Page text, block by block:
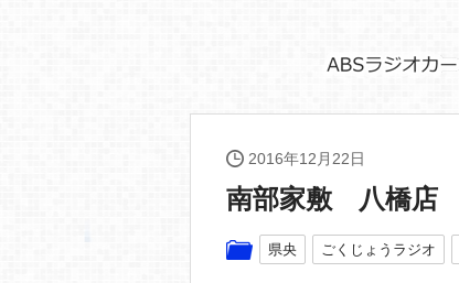
2016年12月22日
南部家敷 八橋店
県央 ごくじょうラジオ